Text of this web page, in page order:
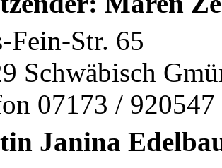
Fein-Str. 65
Schwäbisch
07173 / 920547
Janina